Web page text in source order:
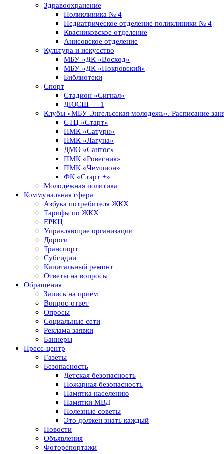
Здравоохранение
Поликлиника № 4
Педиатрическое отделение поликлиники № 4
Квасниковское отделение
Анисовское отделение
Культура и искусство
МБУ «ДК «Восход»
МБУ «ДК «Покровский»
Библиотеки
Спорт
Стадион «Сигнал»
ДЮСШ — 1
Клубы «МБУ Энгельсская молодежь». Расписание
СТЦ «Старт»
ПМК «Сатурн»
ПМК «Лагуна»
ДМО «Сантос»
ПМК «Ровесник»
ПМК «Чемпион»
ФК «Старт +»
Молодёжная политика
Коммунальная сфера
Азбука потребителя ЖКХ
Тарифы по ЖКХ
ЕРКЦ
Управляющие организации
Дороги
Транспорт
Субсидии
Капитальный ремонт
Ответы на вопросы
Обращения
Запись на приём
Вопрос-ответ
Опросы
Социальные сети
Реклама заявки
Баннеры
Пресс-центр
Газеты
Безопасность
Детская безопасность
Пожарная безопасность
Памятка населению
Памятки МВД
Полезные советы
Это должен знать каждый
Новости
Объявления
Фоторепортажи